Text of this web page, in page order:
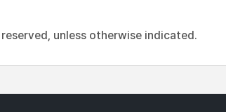
unless otherwise indicated.